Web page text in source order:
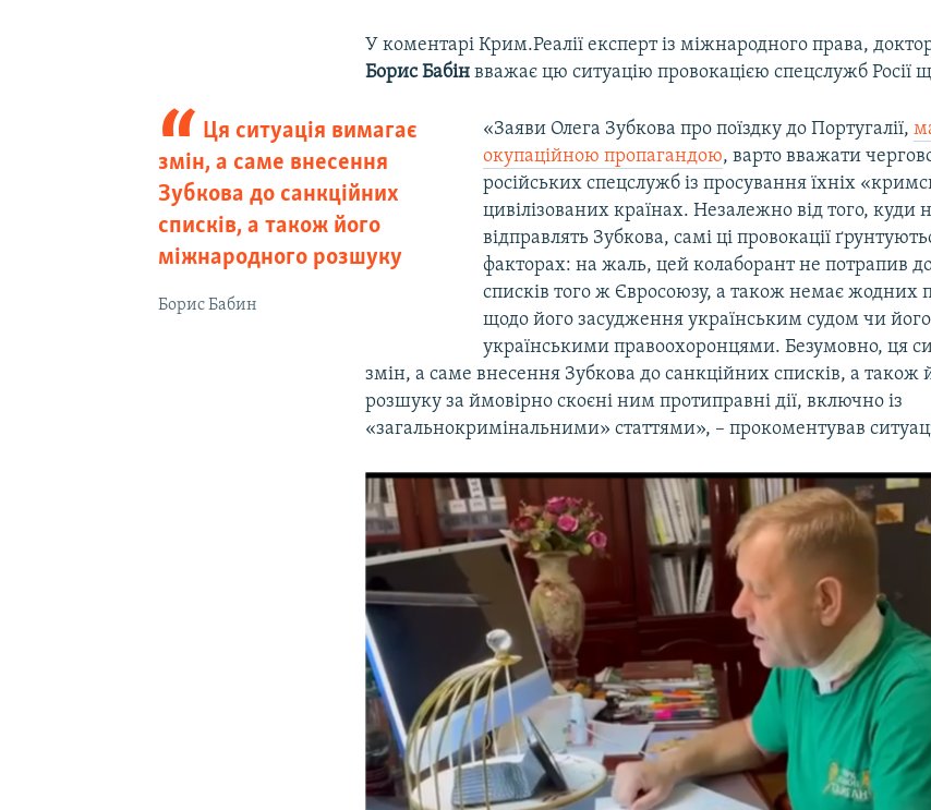
У коментарі Крим.Реалії експерт із міжнародного права,
Борис Бабін вважає цю ситуацію провокацією спецслужб Росії
Ця ситуація вимагає
змін, а саме внесення
Зубкова до санкційних
списків, а також його
міжнародного розшуку
Борис Бабин
«Заяви Олега Зубкова про поїздку до Португалії,
окупаційною пропагандою, варто вважати
російських спецслужб із просування їхніх
цивілізованих країнах. Незалежно від того, куди
відправлять Зубкова, самі ці провокації
факторах: на жаль, цей колаборант не потрапив
списків того ж Євросоюзу, а також немає жодних
щодо його засудження українським судом чи
українськими правоохоронцями. Безумовно, ця
змін, а саме внесення Зубкова до санкційних списків, а також
розшуку за ймовірно скоєні ним протиправні дії, включно із
«загальнокримінальними» статтями», – прокоментував